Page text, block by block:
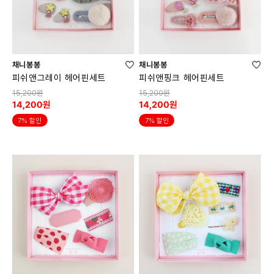
채니봉봉
피쉬앤그레이 헤어핀세트
15,200원
14,200원
7% 할인
채니봉봉
피쉬앤핑크 헤어핀세트
15,200원
14,200원
7% 할인